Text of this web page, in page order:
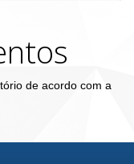
de acordo com a